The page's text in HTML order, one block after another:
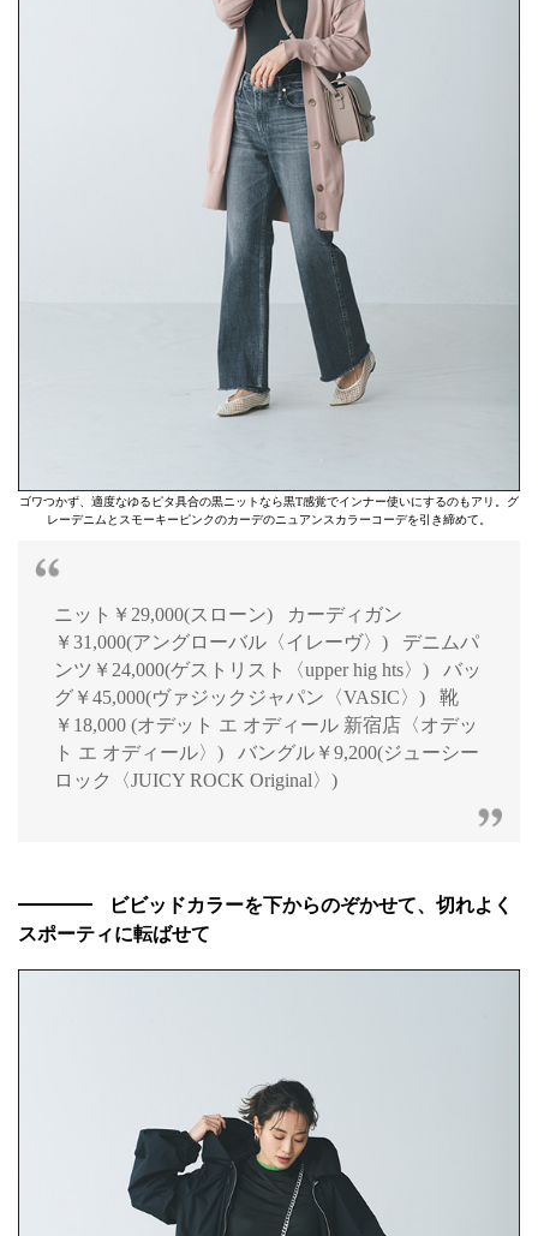
ゴワつかず、適度なゆるピタ具合の黒ニットなら黒T感覚でインナー使いにするのもアリ。グ
レーデニムとスモーキーピンクのカーデのニュアンスカラーコーデを引き締めて。
ニット￥29,000(スローン) カーディガン
￥31,000(アングローバル〈イレーヴ〉) デニムパ
ンツ￥24,000(ゲストリスト〈upper hig hts〉) バッ
グ￥45,000(ヴァジックジャパン〈VASIC〉) 靴
￥18,000 (オデット エ オディール 新宿店〈オデッ
ト エ オディール〉) バングル￥9,200(ジューシー
ロック〈JUICY ROCK Original〉)
ビビッドカラーを下からのぞかせて、切れよく
スポーティに転ばせて